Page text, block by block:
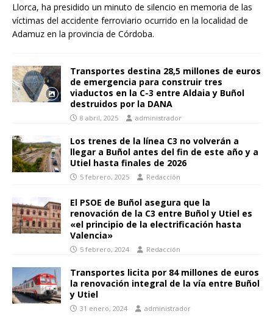
Llorca, ha presidido un minuto de silencio en memoria de las
víctimas del accidente ferroviario ocurrido en la localidad de
Adamuz en la provincia de Córdoba.
Transportes destina 28,5 millones de euros
de emergencia para construir tres
viaductos en la C-3 entre Aldaia y Buñol
destruidos por la DANA
8 abril, 2025 administrador
Los trenes de la línea C3 no volverán a
llegar a Buñol antes del fin de este año y a
Utiel hasta finales de 2026
5 febrero, 2025 Redacción
El PSOE de Buñol asegura que la
renovación de la C3 entre Buñol y Utiel es
«el principio de la electrificación hasta
Valencia»
5 febrero, 2024 Redacción
Transportes licita por 84 millones de euros
la renovación integral de la vía entre Buñol
y Utiel
31 enero, 2024 administrador